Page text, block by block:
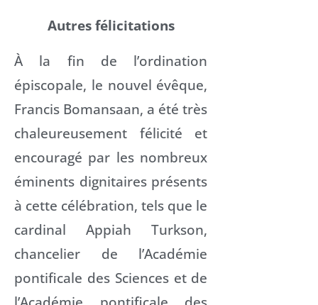
Autres félicitations
À la fin de l’ordination
épiscopale, le nouvel évêque,
Francis Bomansaan, a été très
chaleureusement félicité et
encouragé par les nombreux
éminents dignitaires présents
à cette célébration, tels que le
cardinal Appiah Turkson,
chancelier de l’Académie
pontificale des Sciences et de